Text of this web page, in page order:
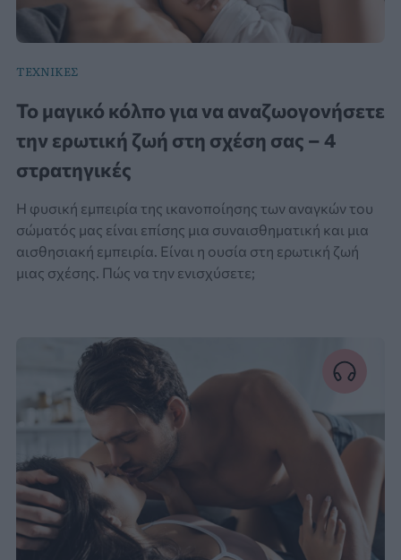
ΤΕΧΝΙΚΕΣ
Το μαγικό κόλπο για να αναζωογονήσετε
την ερωτική ζωή στη σχέση σας – 4
στρατηγικές
Η φυσική εμπειρία της ικανοποίησης των αναγκών του
σώματός μας είναι επίσης μια συναισθηματική και μια
αισθησιακή εμπειρία. Είναι η ουσία στη ερωτική ζωή
μιας σχέσης. Πώς να την ενισχύσετε;